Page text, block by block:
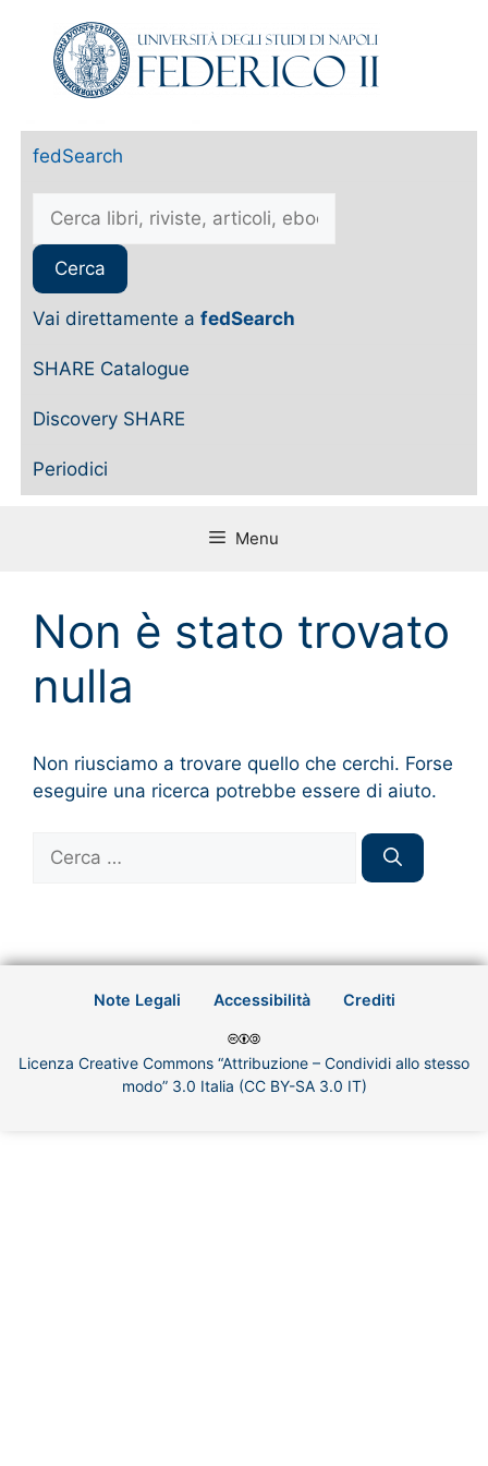
fedSearch
Vai direttamente a fedSearch
SHARE Catalogue
Discovery SHARE
Periodici
Menu
Non è stato trovato
nulla
Non riusciamo a trovare quello che cerchi. Forse
eseguire una ricerca potrebbe essere di aiuto.
Note Legali Accessibilità Crediti
Licenza Creative Commons “Attribuzione – Condividi allo stesso
modo” 3.0 Italia (CC BY-SA 3.0 IT)